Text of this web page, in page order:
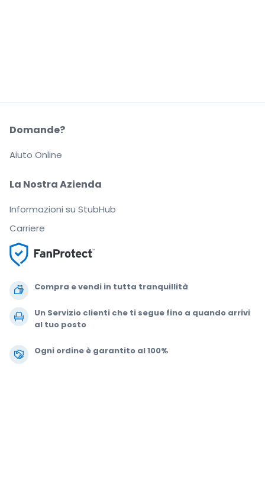
Compra e vendi in tutta tranquillità
Un Servizio clienti che ti segue fino a quando arrivi
al tuo posto
Ogni ordine è garantito al 100%
La Nostra Azienda
Informazioni su StubHub
Carriere
Domande?
Aiuto Online